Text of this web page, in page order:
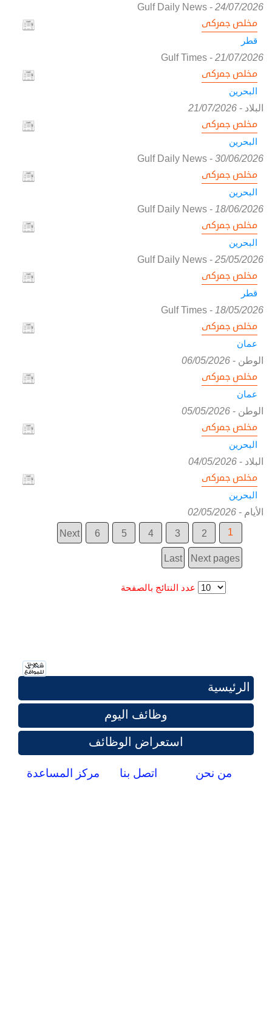
Gulf Daily News- 24/07/2026
مخلص جمركى
قطر
Gulf Times- 21/07/2026
مخلص جمركى
البحرين
البلاد -
21/07/2026
مخلص جمركى
البحرين
Gulf Daily News- 30/06/2026
مخلص جمركى
البحرين
Gulf Daily News- 18/06/2026
مخلص جمركى
البحرين
Gulf Daily News- 25/05/2026
مخلص جمركى
قطر
Gulf Times- 18/05/2026
مخلص جمركى
عمان
الوطن -
06/05/2026
مخلص جمركى
عمان
الوطن -
05/05/2026
مخلص جمركى
البحرين
البلاد -
04/05/2026
مخلص جمركى
البحرين
الأيام -
02/05/2026
1
2
3
4
5
6
Next
Next pages
Last
عدد النتائج بالصفحة
الرئيسية
وظائف اليوم
استعراض الوظائف
من نحن اتصل بنا مركز المساعدة